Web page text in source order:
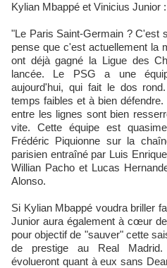
Kylian Mbappé et Vinicius Junior :
"Le Paris Saint-Germain ? C'est
pense que c'est actuellement la
ont déjà gagné la Ligue des
lancée. Le PSG a une
aujourd'hui, qui fait le dos
temps faibles et à bien
entre les lignes sont bien
vite. Cette équipe est
Frédéric Piquionne sur la
parisien entraîné par Luis
Willian Pacho et Lucas
Alonso.
Si Kylian Mbappé voudra briller
Junior aura également à cœur
pour objectif de "sauver" cette
de prestige au Real
évolueront quant à eux sans